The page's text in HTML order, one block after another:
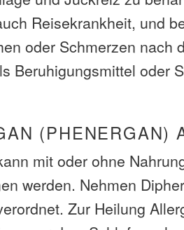
Reisekrankheit, und
oder Schmerzen nach
Beruhigungsmittel oder
(PHENERGAN)
mit oder ohne
werden. Nehmen
Zur Heilung